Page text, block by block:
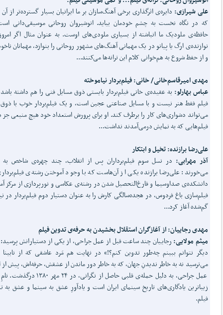
علی شیرازی: دایره‌ی اثرگذاری برخی آهنگ‌سازان بر ما ایرانیان بسیار گسترده‌تر از
که در نگاه نخست به چشم خودمان بیاید. انوشیروان روحانی موسیقی‌دانی
حافظه‌ی ملودیک ما انباشته از بسیاری ملودی‌های اوست. به عنوان مثال اگر
نوازنده‌ی ارگ یا پیانو در یک مهمانی آهنگ‌های مشهور روحانی را بنوازد، مهمانان
و از حفظ شروع به هم‌خوانی کلام این ترانه‌ها می‌کنند...
مهدی امیرقاسم‌خانی/ خانی: فیلم‌بردار نیاموخته
عباس بهارلو: به عقیده‌ی خانی فیلم‌بردار بایستی ذوق مسایل فنی را هم داشته
فیلم فقط هنر نیست و با مسایل صناعتی عجین است، و یک فیلم‌بردار خوب با
می‌تواند دشواری‌های کار را برطرف کند. او برای پرورش استعداد خود هیچ منبعی
فیلم‌هایی که به نمایش درمی‌آمدند نداشت...
علی‌رضا برازنده: تخیل و ابتکار
آذر مهرابی: در نسل سوم فیلم‌برداران پس از انقلاب، چند چهره‌ی شاخص
می‌خورند: علی‌رضا برازنده یکی از آن‌هاست که با وجود آموختن رشته‌ی
دانشکده‌ی صداوسیما و فارغ‌التحصیل شدن در رشته‌ی عکاسی و نورپردازی از مرکز
فیلم‌سازی باغ فردوس، در هجده‌سالگی کارش را به عنوان دستیار دوم فیلم‌بردار در
گم‌شده آغاز کرد...
مهدی رجاییان: از آغازگران استقلال بخشیدن به حرفه‌ی تدوین فیلم
میثم مولایی: رجاییان چند ساعت قبل از عمل جراحی، از یکی از دستیارانش
دیگر نتوانم ببینم چه‌طور تدوین کنم؟!» در نهایت هم مَرد عاشقی که از
می‌ترسید نه به خاطر ندیدنِ جهان، که به خاطر دور ماندن از عشقش، حرفه‌اش، پیش از
عمل جراحی، به دلیل حمله‌ی قلبی حاصل از نگرانی، در ۲۴
زیباترین یادگاری‌های تاریخ سینمای ایران است و یادآورِ عشق به سینما و عشق به
فیلم.